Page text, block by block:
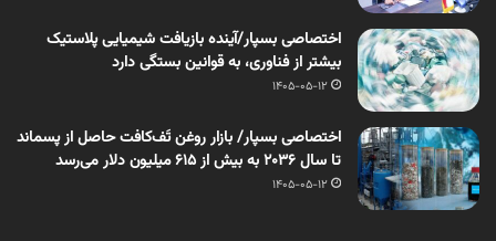
اختصاصی بسپار/آینده بازیافت شیمیایی پلاستیک
بیشتر از فناوری، به قوانین بستگی دارد
1405-05-12
اختصاصی بسپار/ بازار روغن تَف‌کافت حاصل از پسماند
تا سال ۲۰۳۶ به بیش از ۶۱۵ میلیون دلار می‌رسد
1405-05-12